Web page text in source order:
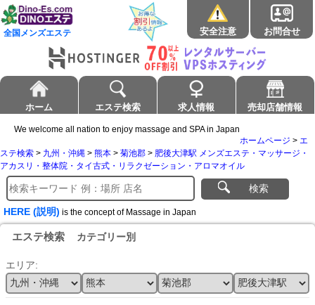
全国メンズエステ 安全注意 お問合せ
ホーム エステ検索 求人情報 売却店舗情報
We welcome all nation to enjoy massage and SPA in Japan
ホームページ > エ
ステ検索 > 九州・沖縄 > 熊本 > 菊池郡 > 肥後大津駅 メンズエステ・マッサージ・
アカスリ・整体院・タイ古式・リラクゼーション・アロマオイル
検索
HERE (説明) is the concept of Massage in Japan
エステ検索 カテゴリー別
エリア: